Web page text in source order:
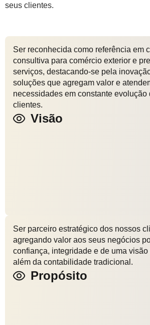
seus clientes.
Ser reconhecida como referência em
consultiva para comércio exterior e
serviços, destacando-se pela
soluções que agregam valor e
necessidades em constante evolução
clientes.
Visão
Ser parceiro estratégico dos nossos
agregando valor aos seus negócios
confiança, integridade e de uma
além da contabilidade tradicional.
Propósito